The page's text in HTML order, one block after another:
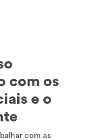
com os
e o
com as